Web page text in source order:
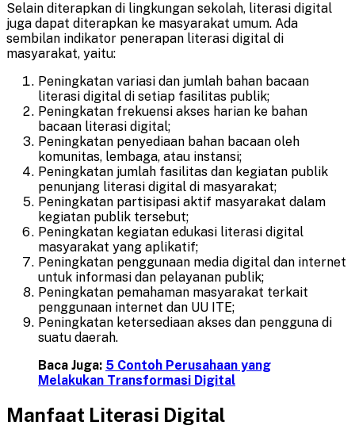
Selain diterapkan di lingkungan sekolah, literasi digital
juga dapat diterapkan ke masyarakat umum. Ada
sembilan indikator penerapan literasi digital di
masyarakat, yaitu:
Peningkatan variasi dan jumlah bahan bacaan
literasi digital di setiap fasilitas publik;
Peningkatan frekuensi akses harian ke bahan
bacaan literasi digital;
Peningkatan penyediaan bahan bacaan oleh
komunitas, lembaga, atau instansi;
Peningkatan jumlah fasilitas dan kegiatan publik
penunjang literasi digital di masyarakat;
Peningkatan partisipasi aktif masyarakat dalam
kegiatan publik tersebut;
Peningkatan kegiatan edukasi literasi digital
masyarakat yang aplikatif;
Peningkatan penggunaan media digital dan internet
untuk informasi dan pelayanan publik;
Peningkatan pemahaman masyarakat terkait
penggunaan internet dan UU ITE;
Peningkatan ketersediaan akses dan pengguna di
suatu daerah.
Baca Juga: 5 Contoh Perusahaan yang
Melakukan Transformasi Digital
Manfaat Literasi Digital